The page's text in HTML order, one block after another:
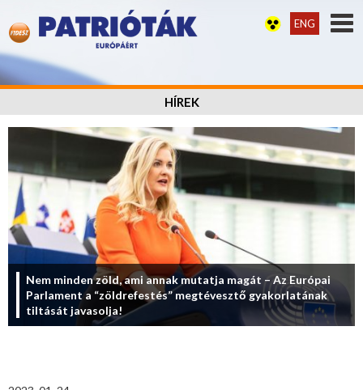
ENG
HÍREK
Nem minden zöld, ami annak mutatja magát – Az Európai
Parlament a “zöldrefestés” megtévesztő gyakorlatának
tiltását javasolja!